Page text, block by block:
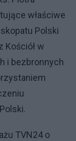
właściwe
Polski
Kościół w
i bezbronnych
TVN24 o